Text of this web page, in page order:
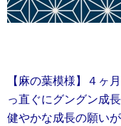
【麻の葉模様】４ヶ
っ直ぐにグングン成
健やかな成長の願い